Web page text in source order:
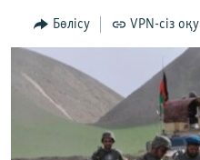
to
ӘЛЕУМЕТ
ӘЛЕМ
АРНАЙЫ ЖОБАЛАР
Бөлісу VPN-сіз оқу